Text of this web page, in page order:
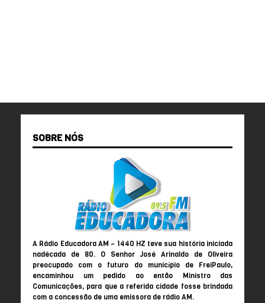
SOBRE NÓS
A Rádio Educadora AM – 1440 HZ teve sua história iniciada
nadécada de 80. O Senhor José Arinaldo de Oliveira
preocupado com o futuro do município de FreiPaulo,
encaminhou um pedido ao então Ministro das
Comunicações, para que a referida cidade fosse brindada
com a concessão de uma emissora de rádio AM.